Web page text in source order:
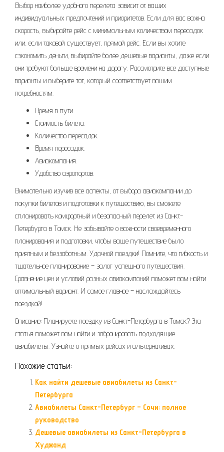
Выбор наиболее удобного перелета зависит от ваших
индивидуальных предпочтений и приоритетов. Если для вас важна
скорость, выбирайте рейс с минимальным количеством пересадок
или, если таковой существует, прямой рейс. Если вы хотите
сэкономить деньги, выбирайте более дешевые варианты, даже если
они требуют больше времени на дорогу. Рассмотрите все доступные
варианты и выберите тот, который соответствует вашим
потребностям.
Время в пути.
Стоимость билета.
Количество пересадок.
Время пересадок.
Авиакомпания.
Удобство аэропортов.
Внимательно изучив все аспекты, от выбора авиакомпании до
покупки билетов и подготовки к путешествию, вы сможете
спланировать комфортный и безопасный перелет из Санкт-
Петербурга в Томск. Не забывайте о важности своевременного
планирования и подготовки, чтобы ваше путешествие было
приятным и беззаботным. Удачной поездки! Помните, что гибкость и
тщательное планирование – залог успешного путешествия.
Сравнение цен и условий разных авиакомпаний поможет вам найти
оптимальный вариант. И самое главное – наслаждайтесь
поездкой!
Описание: Планируете поездку из Санкт-Петербурга в Томск? Эта
статья поможет вам найти и забронировать подходящие
авиабилеты. Узнайте о прямых рейсах и альтернативах.
Похожие статьи:
Как найти дешевые авиабилеты из Санкт-
Петербурга
Авиабилеты Санкт-Петербург – Сочи: полное
руководство
Дешевые авиабилеты из Санкт-Петербурга в
Худжанд